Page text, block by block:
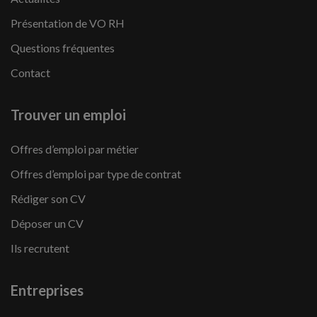
Présentation de VO RH
Questions fréquentes
Contact
Trouver un emploi
Offres d’emploi par métier
Offres d’emploi par type de contrat
Rédiger son CV
Déposer un CV
Ils recrutent
Entreprises